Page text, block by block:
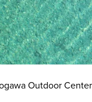
Outdoor Center